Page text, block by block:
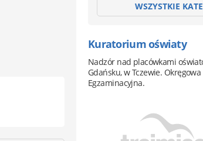
WSZYSTKIE
Kuratorium oświaty
Nadzór nad placówkami
Gdańsku, w Tczewie.
Egzaminacyjna.